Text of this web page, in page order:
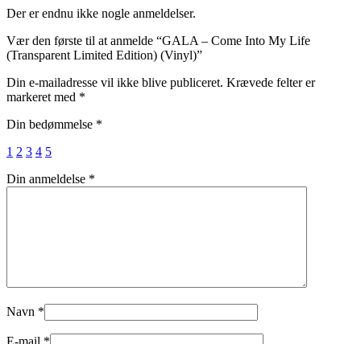
(Vinyl)
Der er endnu ikke nogle anmeldelser.
Vær den første til at anmelde “GALA – Come Into My Life
(Transparent Limited Edition) (Vinyl)”
Din e-mailadresse vil ikke blive publiceret. Krævede felter er
markeret med *
Din bedømmelse *
1 2 3 4 5
Din anmeldelse *
Navn *
E-mail *